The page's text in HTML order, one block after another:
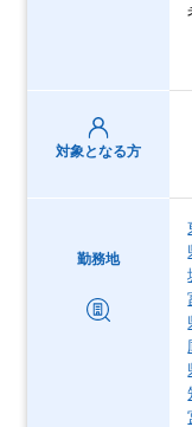
対象となる方
勤務地